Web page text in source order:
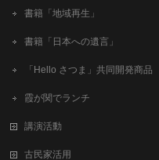
書籍「地域再生」
書籍「日本への遺言」
「Hello さつま」共同開発商品
霞が関でランチ
講演活動
古民家活用